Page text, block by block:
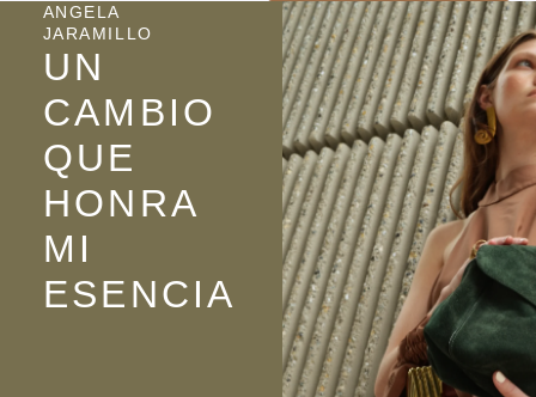
ANGELA
JARAMILLO
UN
CAMBIO
QUE
HONRA
MI
ESENCIA